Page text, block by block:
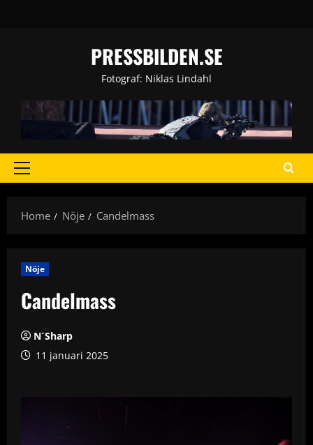
PRESSBILDEN.SE
Fotograf: Niklas Lindahl
Primary
Home
Nöje Candelmass
Nöje
Candelmass
N´Sharp
11 januari 2025